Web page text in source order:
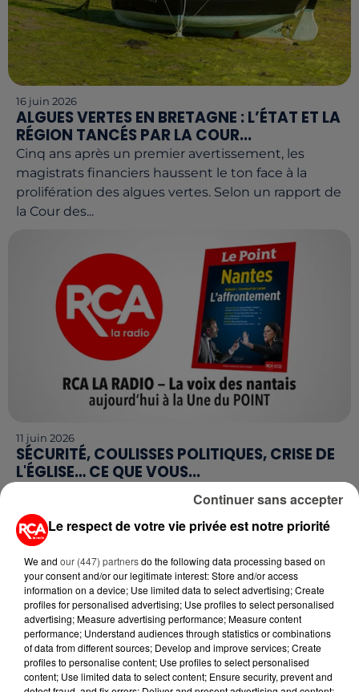
16 juin 2026
ALGUES VERTES EN BRETAGNE : L’ÉTAT ET LA
RÉGION TANCÉS PAR LA COUR...
Cinq ans après un premier avertissement, les
magistrats financiers haussent le ton face à la
prolifération des algues vertes. Selon un rapport de
la Cour des...
11 juin 2026
SÉCURITÉ, COULISSES POLITIQUES, CRISE DE
L'ÉGLISE… CE QUE VOUS...
édition spéciale consacrée à Nantes, en partenariat
avec RCA La Radio. Des tensions politiques
régionales...
Le respect de votre vie privée est notre priorité
We and our (447) partnersdo the following data processing based on
your consent and/or our legitimate interest: Store and/or access
information on a device; Use limited data to select advertising; Create
profiles for personalised advertising; Use profiles to select personalised
advertising; Measure advertising performance; Measure content
performance; Understand audiences through statistics or combinations
of data from different sources; Develop and improve services; Create
profiles to personalise content; Use profiles to select personalised
content; Use limited data to select content; Ensure security, prevent and
Continuer sans accepter